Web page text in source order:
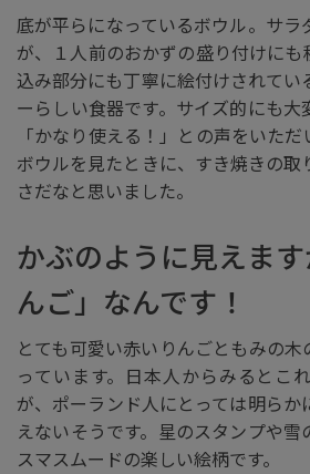
底が平らになっているボウル。サラ
が、１人前のおかずの盛り付けにも
込み部分にも丁寧に絵付けされてい
ーらしい食器です。サイズ的にも大
「かなり使える！」との声をいた
ボウルを見たときに、すき焼きの取
さだなと思いました。
かぶのように見えま
んご」なんです！
とても可愛い赤いりんごともみの
っています。日本人からみるとこ
が、ポーランド人にとっては明らか
えないそうです。星のスタンプや雪
スマスムードの楽しい絵柄です。